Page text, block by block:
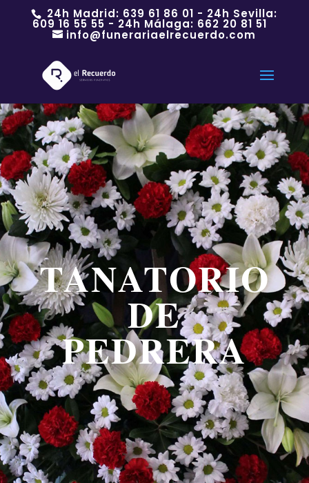
24h Madrid: 639 61 86 01 - 24h Sevilla:
609 16 55 55 - 24h Málaga: 662 20 81 51
info@funerariaelrecuerdo.com
TANATORIO
DE
PEDRERA